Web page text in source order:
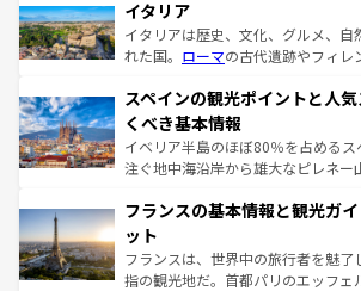
イタリア
イタリアは歴史、文化、グルメ、自
れた国。 ローマの古代遺跡やフィレ
ろん、トスカーナの美しい田園風
景など、自然景観も見逃せない。観
ピザやパスタなど、絶品のイタリア
できる。朝目覚めてから夜眠るまで
なお、新着のイタリア情報はコンテ
しい。
スペインの観光ポイントと人
くべき基本情報
イベリア半島のほぼ80％を占める
注ぐ地中海沿岸から雄大なピレネー
文化が根付くこの国では、情熱的な
れる闘牛、そして美味しいタパスが
る。首都マドリードの洗練された雰
アートに溢れた街角から、地方では
フランスの基本情報と観光ガ
ット
フランスは、世界中の旅行者を魅了
指の観光地だ。首都パリのエッフェ